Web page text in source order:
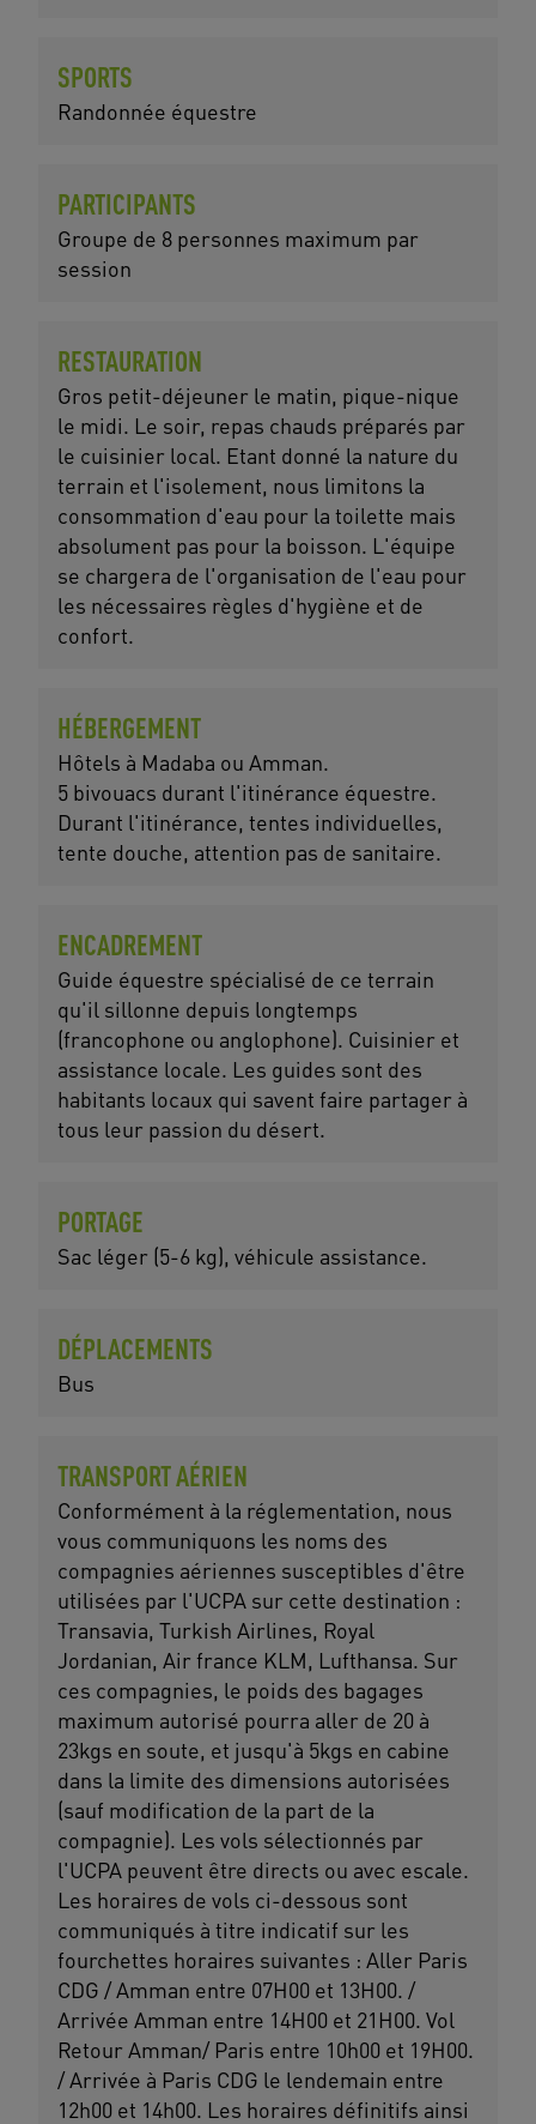
SPORTS
Randonnée équestre
PARTICIPANTS
Groupe de 8 personnes maximum par
session
RESTAURATION
Gros petit-déjeuner le matin, pique-nique
le midi. Le soir, repas chauds préparés par
le cuisinier local. Etant donné la nature du
terrain et l'isolement, nous limitons la
consommation d'eau pour la toilette mais
absolument pas pour la boisson. L'équipe
se chargera de l'organisation de l'eau pour
les nécessaires règles d'hygiène et de
confort.
HÉBERGEMENT
Hôtels à Madaba ou Amman.
5 bivouacs durant l'itinérance équestre.
Durant l'itinérance, tentes individuelles,
tente douche, attention pas de sanitaire.
ENCADREMENT
Guide équestre spécialisé de ce terrain
qu'il sillonne depuis longtemps
(francophone ou anglophone). Cuisinier et
assistance locale. Les guides sont des
habitants locaux qui savent faire partager à
tous leur passion du désert.
PORTAGE
Sac léger (5-6 kg), véhicule assistance.
DÉPLACEMENTS
Bus
TRANSPORT AÉRIEN
Conformément à la réglementation, nous
vous communiquons les noms des
compagnies aériennes susceptibles d'être
utilisées par l'UCPA sur cette destination :
Transavia, Turkish Airlines, Royal
Jordanian, Air france KLM, Lufthansa. Sur
ces compagnies, le poids des bagages
maximum autorisé pourra aller de 20 à
23kgs en soute, et jusqu'à 5kgs en cabine
dans la limite des dimensions autorisées
(sauf modification de la part de la
compagnie). Les vols sélectionnés par
l'UCPA peuvent être directs ou avec escale.
Les horaires de vols ci-dessous sont
communiqués à titre indicatif sur les
fourchettes horaires suivantes : Aller Paris
CDG / Amman entre 07H00 et 13H00. /
Arrivée Amman entre 14H00 et 21H00. Vol
Retour Amman/ Paris entre 10h00 et 19H00.
/ Arrivée à Paris CDG le lendemain entre
12h00 et 14h00. Les horaires définitifs ainsi